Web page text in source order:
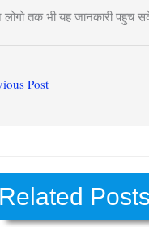
लोगो तक भी यह जानकारी पहुच
Post
Related Posts